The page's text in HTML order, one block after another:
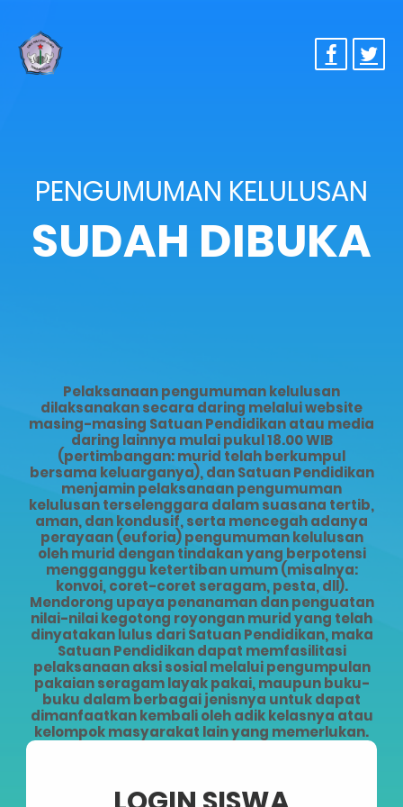
PENGUMUMAN KELULUSAN
SUDAH DIBUKA
Pelaksanaan pengumuman kelulusan
dilaksanakan secara daring melalui website
masing-masing Satuan Pendidikan atau media
daring lainnya mulai pukul 18.00 WIB
(pertimbangan: murid telah berkumpul
bersama keluarganya), dan Satuan Pendidikan
menjamin pelaksanaan pengumuman
kelulusan terselenggara dalam suasana tertib,
aman, dan kondusif, serta mencegah adanya
perayaan (euforia) pengumuman kelulusan
oleh murid dengan tindakan yang berpotensi
mengganggu ketertiban umum (misalnya:
konvoi, coret-coret seragam, pesta, dll).
Mendorong upaya penanaman dan penguatan
nilai-nilai kegotong royongan murid yang telah
dinyatakan lulus dari Satuan Pendidikan, maka
Satuan Pendidikan dapat memfasilitasi
pelaksanaan aksi sosial melalui pengumpulan
pakaian seragam layak pakai, maupun buku-
buku dalam berbagai jenisnya untuk dapat
dimanfaatkan kembali oleh adik kelasnya atau
kelompok masyarakat lain yang memerlukan.